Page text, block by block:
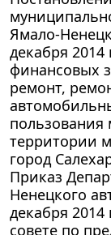
Ямало-
декабря
финансовых
ремонт,
пользования
территории
город
Приказ
Ненецкого
декабря 2014
совете по